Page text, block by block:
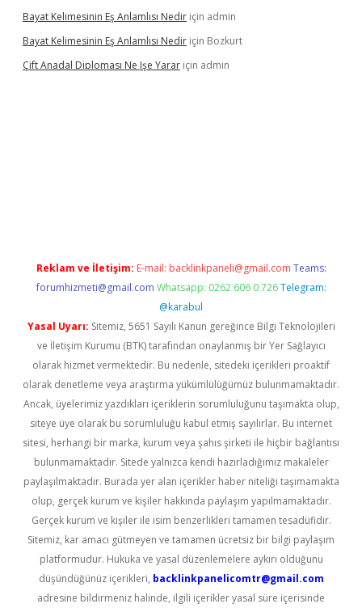
Bayat Kelimesinin Eş Anlamlısı Nedir için admin
Bayat Kelimesinin Eş Anlamlısı Nedir için Bozkurt
Çift Anadal Diploması Ne Işe Yarar için admin
Reklam ve İletişim: E-mail: backlinkpaneli@gmail.com Teams:
forumhizmeti@gmail.com Whatsapp: 0262 606 0 726 Telegram:
@karabul
Yasal Uyarı: Sitemiz, 5651 Sayılı Kanun gereğince Bilgi Teknolojileri
ve İletişim Kurumu (BTK) tarafından onaylanmış bir Yer Sağlayıcı
olarak hizmet vermektedir. Bu nedenle, sitedeki içerikleri proaktif
olarak denetleme veya araştırma yükümlülüğümüz bulunmamaktadır.
Ancak, üyelerimiz yazdıkları içeriklerin sorumluluğunu taşımakta olup,
siteye üye olarak bu sorumluluğu kabul etmiş sayılırlar. Bu internet
sitesi, herhangi bir marka, kurum veya şahıs şirketi ile hiçbir bağlantısı
bulunmamaktadır. Sitede yalnızca kendi hazırladığımız makaleler
paylaşılmaktadır. Burada yer alan içerikler haber niteliği taşımamakta
olup, gerçek kurum ve kişiler hakkında paylaşım yapılmamaktadır.
Gerçek kurum ve kişiler ile isim benzerlikleri tamamen tesadüfidir.
Sitemiz, kar amacı gütmeyen ve tamamen ücretsiz bir bilgi paylaşım
platformudur. Hukuka ve yasal düzenlemelere aykırı olduğunu
düşündüğünüz içerikleri, backlinkpanelicomtr@gmail.com
adresine bildirmeniz halinde, ilgili içerikler yasal süre içerisinde